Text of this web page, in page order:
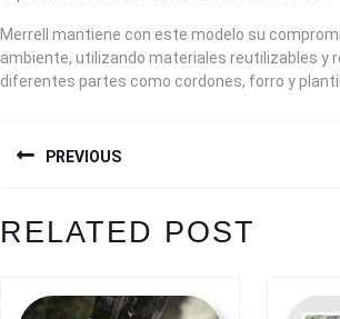
Merrell mantiene con este modelo su
ambiente, utilizando materiales reutilizables y
diferentes partes como cordones, forro y
DE
ENTRADAS
PREVIOUS
post:
RELATED POST